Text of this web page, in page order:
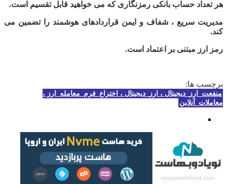
هر تعداد حساب بانکی رمزنگاری که می خواهید قابل تقسیم است.
مدیریت سریع ، شفاف و ایمن قراردادهای هوشمند را تضمین می
کند.
رمز ارز مبتنی بر اعتماد است.
برچسب ها:
منفعت_ارز_دیجیتال ، ارز_دیجیتال ، اختراع_فرم_معامله_ارز ،
معاملات_آنلاین